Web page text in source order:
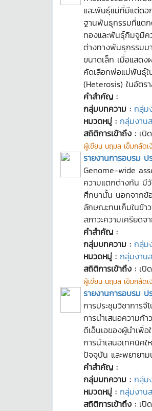
และพันธุ์แม่ที่มีแต่ด
ฐานพันธุกรรมที่แตก
ทองและพันธุ์กิมจูมี
ต่างทางพันธุกรรม
ขนาดเล็ก เมื่อแสด
คัดเลือกพ่อแม่พันธุ์ใ
(Heterosis) ในอัตร
คำสำคัญ :
กลุ่มบทความ : กลุ่ม
หมวดหมู่ : กลุ่มงาน
สถิติการเข้าถึง : เปิ
ผู้เขียน นฤมล เข็มกลัดเ
รายงานการอบรม ป
Genome-wide
ความแตกต่างกัน มี
ศึกษานั้น นอกจากข้
ลักษณะทนเค็มในข้า
สภาวะความเครียดจ
คำสำคัญ :
กลุ่มบทความ : กลุ่ม
หมวดหมู่ : กลุ่มงาน
สถิติการเข้าถึง : เปิ
ผู้เขียน นฤมล เข็มกลัดเ
รายงานการอบรม ป
การประชุมวิชาการ
การนำเสนอความก้
ดีเอ็นเอของผู้นำเพื่
การนำเสนอเทคนิค
ปัจจุบัน และพยายา
คำสำคัญ :
กลุ่มบทความ : กลุ่ม
หมวดหมู่ : กลุ่มงาน
สถิติการเข้าถึง : เปิ